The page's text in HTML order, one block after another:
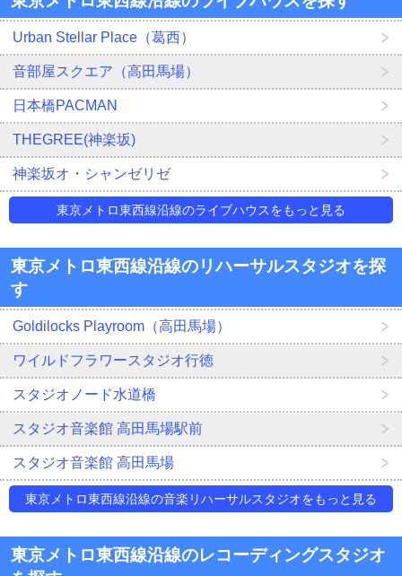
Urban Stellar Place（葛西）
音部屋スクエア（高田馬場）
日本橋PACMAN
THEGREE(神楽坂)
神楽坂オ・シャンゼリゼ
東京メトロ東西線沿線のライブハウスをもっと見る
東京メトロ東西線沿線のリハーサルスタジオを探
す
Goldilocks Playroom（高田馬場）
ワイルドフラワースタジオ行徳
スタジオノード水道橋
スタジオ音楽館 高田馬場駅前
スタジオ音楽館 高田馬場
東京メトロ東西線沿線の音楽リハーサルスタジオをもっと見る
東京メトロ東西線沿線のレコーディングスタジオ